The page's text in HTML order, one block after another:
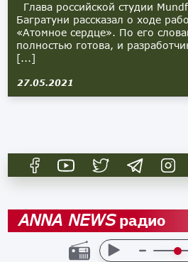
Глава российской студии
Багратуни рассказал о ходе
«Атомное сердце». По его
полностью готова, и
[...]
27.05.2021
ANNA NEWSрадио